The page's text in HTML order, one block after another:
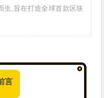
生,旨在打造全球首款区块
言